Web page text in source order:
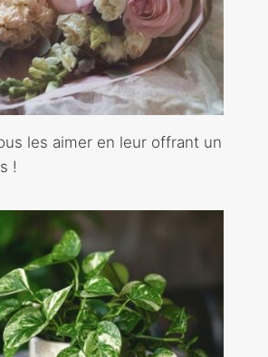
les aimer en leur offrant un
!